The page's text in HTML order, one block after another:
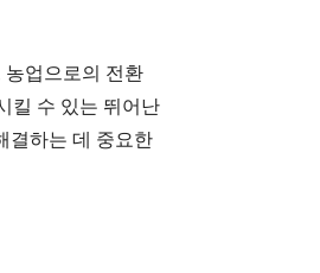
농업으로의 전환
킬 수 있는 뛰어난
결하는 데 중요한